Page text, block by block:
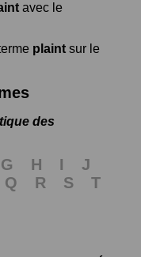
avec le
plaint sur le
des
G H I
J
Q R S
T